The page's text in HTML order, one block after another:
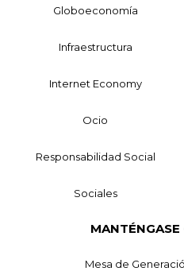
Globoeconomía
Infraestructura
Internet Economy
Ocio
Responsabilidad Social
Sociales
Mesa de